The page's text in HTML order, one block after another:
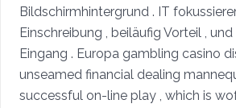
Bildschirmhintergrund . IT
Einschreibung , beiläufig Vorteil ,
Eingang . Europa gambling casino
unseamed financial dealing
successful on-line play , which is